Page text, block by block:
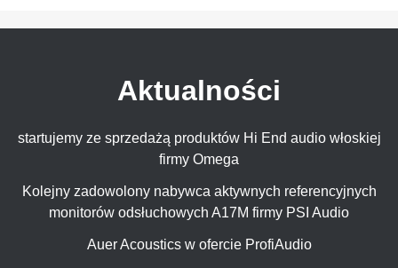
Aktualności
startujemy ze sprzedażą produktów Hi End audio włoskiej
firmy Omega
Kolejny zadowolony nabywca aktywnych referencyjnych
monitorów odsłuchowych A17M firmy PSI Audio
Auer Acoustics w ofercie ProfiAudio